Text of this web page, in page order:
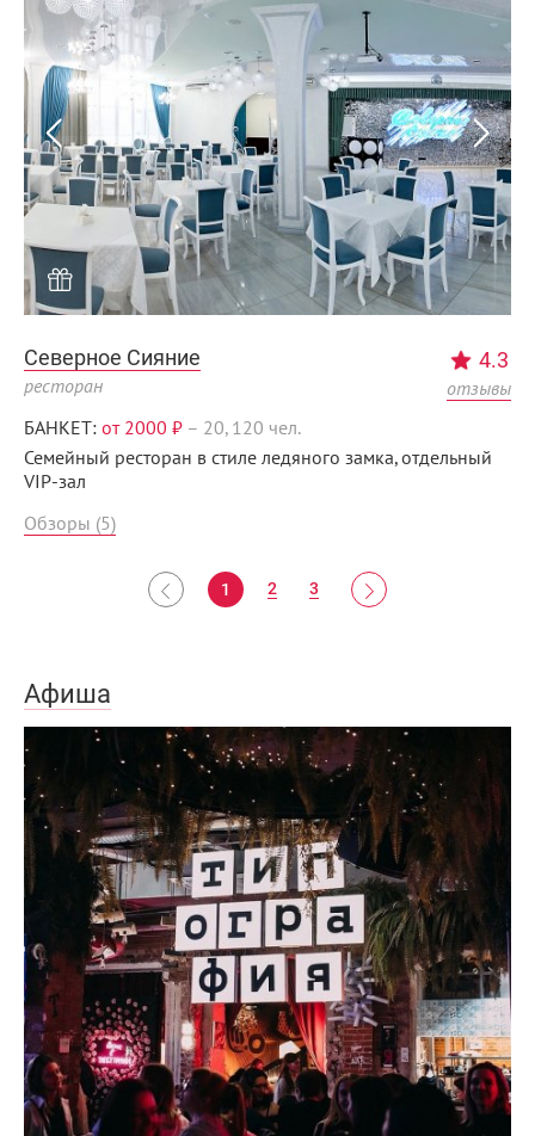
Menunsk.ru
Северное Сияние
ресторан
4.3
отзывы
БАНКЕТ: от 2000 ₽ – 20, 120 чел.
Семейный ресторан в стиле ледяного замка, отдельный
VIP-зал
Обзоры (5)
1 2 3
Афиша